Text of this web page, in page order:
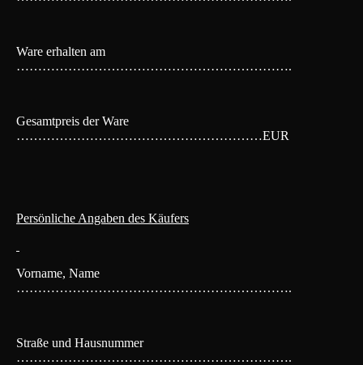
Ware erhalten am
……………………………………………………….
Gesamtpreis der Ware
…………………………………………………EUR
Persönliche Angaben des Käufers
Vorname, Name
……………………………………………………….
Straße und Hausnummer
……………………………………………………….